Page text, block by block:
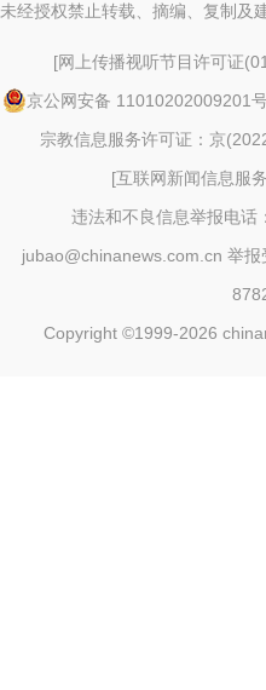
未经授权禁止转载、摘编、复制及
[网上传播视听节目许可证
京公网安备 11010202009201
宗教信息服务许可证：京
[互联网新闻信息服
违法和不良信息举报电话
jubao@chinanews.com.cn 举报
Copyright ©1999-2026